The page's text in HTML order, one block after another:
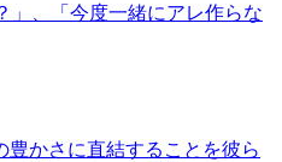
」、「今度一緒にアレ作らな
かさに直結することを彼ら